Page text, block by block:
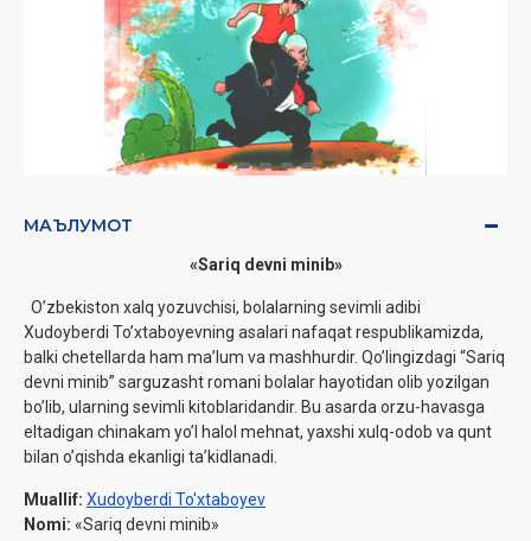
МАЪЛУМОТ
«Sariq devni minib»
O’zbekiston xalq yozuvchisi, bolalarning sevimli adibi
Xudoyberdi To’xtaboyevning asalari ‎nafaqat respublikamizda,
balki chetellarda ham ma’lum va mashhurdir. Qo’lingizdagi “Sariq
‎devni minib” sarguzasht romani bolalar hayotidan olib yozilgan
bo’lib, ularning sevimli ‎kitoblaridandir. Bu asarda orzu-havasga
eltadigan chinakam yo’l halol mehnat, yaxshi xulq-odob ‎va qunt
bilan o’qishda ekanligi ta’kidlanadi.‎
Muallif: Xudoyberdi To'xtaboyev
Nomi: «Sariq devni minib»